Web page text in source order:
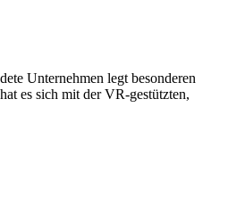
Unternehmen legt besonderen
es sich mit der VR-gestützten,